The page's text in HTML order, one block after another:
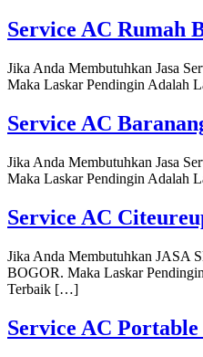
Service AC Rumah
Jika Anda Membutuhkan Jasa
Maka Laskar Pendingin Adalah
Service AC
Jika Anda Membutuhkan Jasa
Maka Laskar Pendingin Adalah
Service AC
Jika Anda Membutuhkan JASA
BOGOR. Maka Laskar
Terbaik […]
Service AC